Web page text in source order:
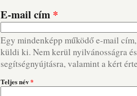
E-mail cím *
Egy mindenképp működő e-mail
küldi ki. Nem kerül nyilvánosságra
segítségnyújtásra, valamint a kért
Teljes név*